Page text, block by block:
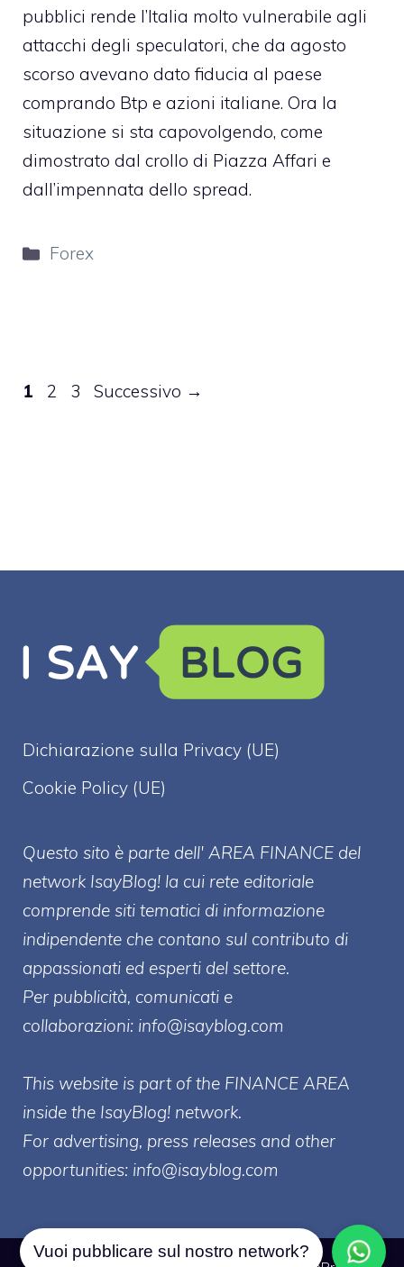
pubblici rende l’Italia molto vulnerabile agli
attacchi degli speculatori, che da agosto
scorso avevano dato fiducia al paese
comprando Btp e azioni italiane. Ora la
situazione si sta capovolgendo, come
dimostrato dal crollo di Piazza Affari e
dall’impennata dello spread.
Categorie
Forex
Pagina
1 Pagina
2 Pagina
3 Successivo →
Dichiarazione sulla Privacy (UE)
Cookie Policy (UE)
Questo sito è parte dell' AREA FINANCE del
network IsayBlog! la cui rete editoriale
comprende siti tematici di informazione
indipendente che contano sul contributo di
appassionati ed esperti del settore.
Per pubblicità, comunicati e
collaborazioni: info@isayblog.com
This website is part of the FINANCE AREA
inside the IsayBlog! network.
For advertising, press releases and other
opportunities: info@isayblog.com
Vuoi pubblicare sul nostro network?